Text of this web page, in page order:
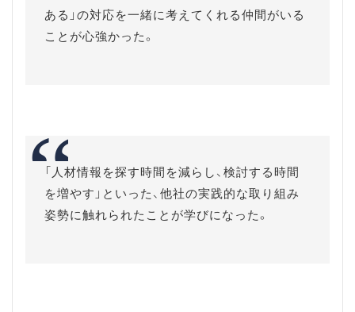
ある」の対応を一緒に考えてくれる仲間がいる
ことが心強かった。
「人材情報を探す時間を減らし、検討する時間
を増やす」といった、他社の実践的な取り組み
姿勢に触れられたことが学びになった。